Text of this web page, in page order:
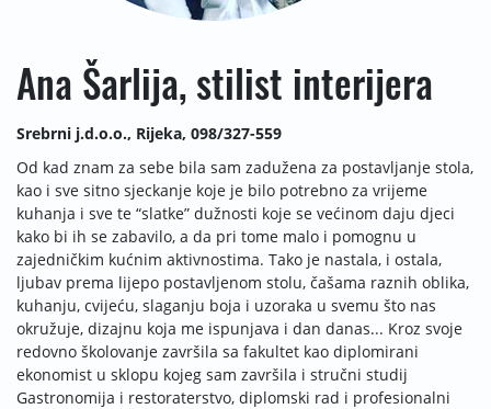
Ana Šarlija, stilist interijera
Srebrni j.d.o.o., Rijeka, 098/327-559
Od kad znam za sebe bila sam zadužena za postavljanje stola,
kao i sve sitno sjeckanje koje je bilo potrebno za vrijeme
kuhanja i sve te “slatke” dužnosti koje se većinom daju djeci
kako bi ih se zabavilo, a da pri tome malo i pomognu u
zajedničkim kućnim aktivnostima. Tako je nastala, i ostala,
ljubav prema lijepo postavljenom stolu, čašama raznih oblika,
kuhanju, cvijeću, slaganju boja i uzoraka u svemu što nas
okružuje, dizajnu koja me ispunjava i dan danas... Kroz svoje
redovno školovanje završila sa fakultet kao diplomirani
ekonomist u sklopu kojeg sam završila i stručni studij
Gastronomija i restoraterstvo, diplomski rad i profesionalni